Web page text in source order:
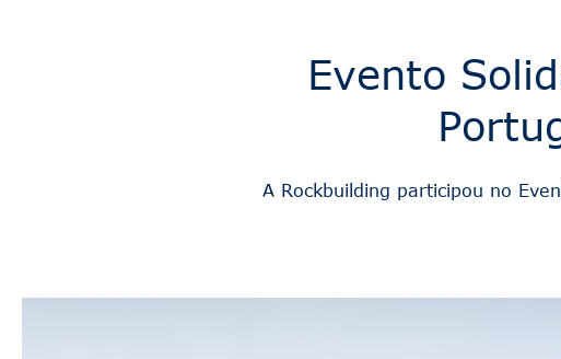
Evento
A Rockbuilding participou no